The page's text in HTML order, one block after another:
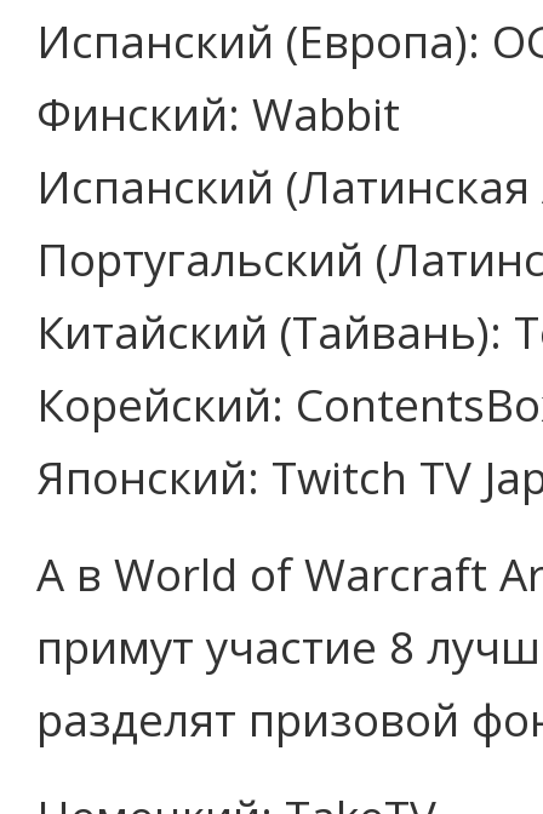
Испанский (Европа):
Финский: Wabbit
Испанский
Португальский
Китайский (Тайвань):
Корейский:
Японский: Twitch TV
А в World of Warcraft
примут участие 8
разделят призовой